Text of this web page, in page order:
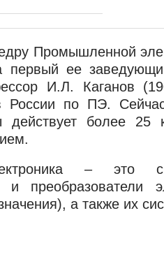
Промышленной
первый ее
И.Л. Каганов
в России по ПЭ.
действует более
– это
преобразователи
а также их